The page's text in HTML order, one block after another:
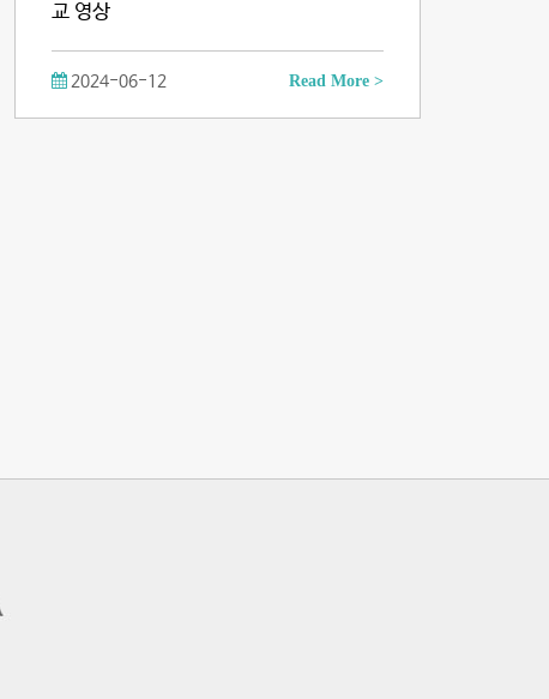
교 영상
2024-06-12 Read More >